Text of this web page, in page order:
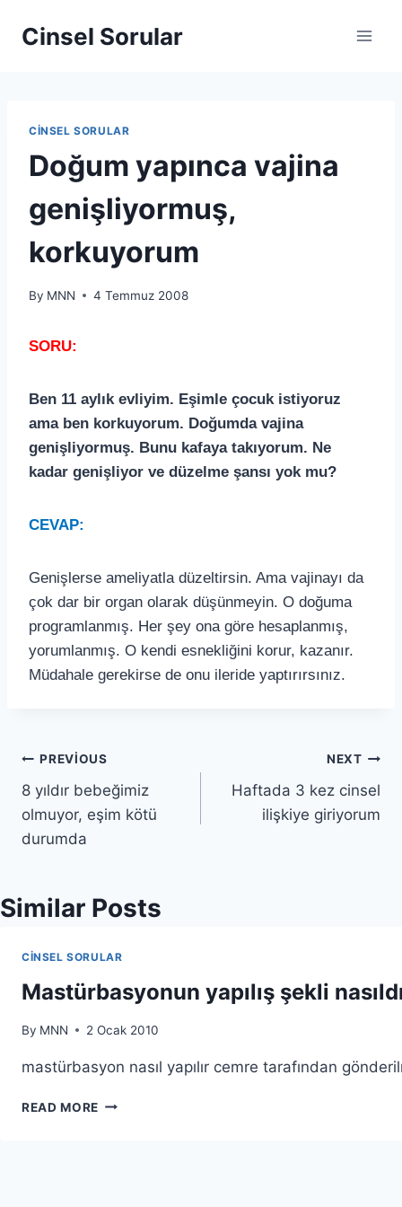
Cinsel Sorular
CINSEL SORULAR
Doğum yapınca vajina
genişliyormuş,
korkuyorum
By MNN 4 Temmuz 2008
SORU:
Ben 11 aylık evliyim. Eşimle çocuk istiyoruz
ama ben korkuyorum. Doğumda vajina
genişliyormuş. Bunu kafaya takıyorum. Ne
kadar genişliyor ve düzelme şansı yok mu?
CEVAP:
Genişlerse ameliyatla düzeltirsin. Ama vajinayı da
çok dar bir organ olarak düşünmeyin. O doğuma
programlanmış. Her şey ona göre hesaplanmış,
yorumlanmış. O kendi esnekliğini korur, kazanır.
Müdahale gerekirse de onu ileride yaptırırsınız.
PREVIOUS
8 yıldır bebeğimiz
olmuyor, eşim kötü
durumda
NEXT
Haftada 3 kez cinsel
ilişkiye giriyorum
Similar Posts
CINSEL SORULAR
Mastürbasyonun yapılış şekli
By MNN 2 Ocak 2010
mastürbasyon nasıl yapılır cemre tarafından
READ MORE